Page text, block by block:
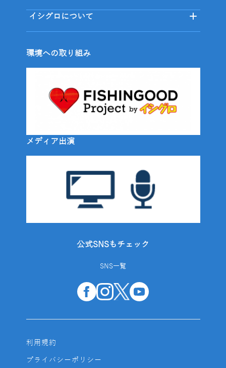
イシグロについて
環境への取り組み
メディア出演
公式SNSもチェック
SNS一覧
利用規約
プライバシーポリシー